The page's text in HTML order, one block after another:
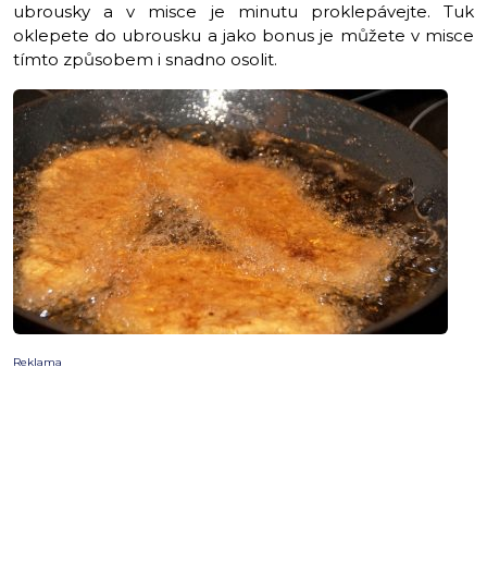
ubrousky a v misce je minutu proklepávejte. Tuk
oklepete do ubrousku a jako bonus je můžete v misce
tímto způsobem i snadno osolit.
Reklama